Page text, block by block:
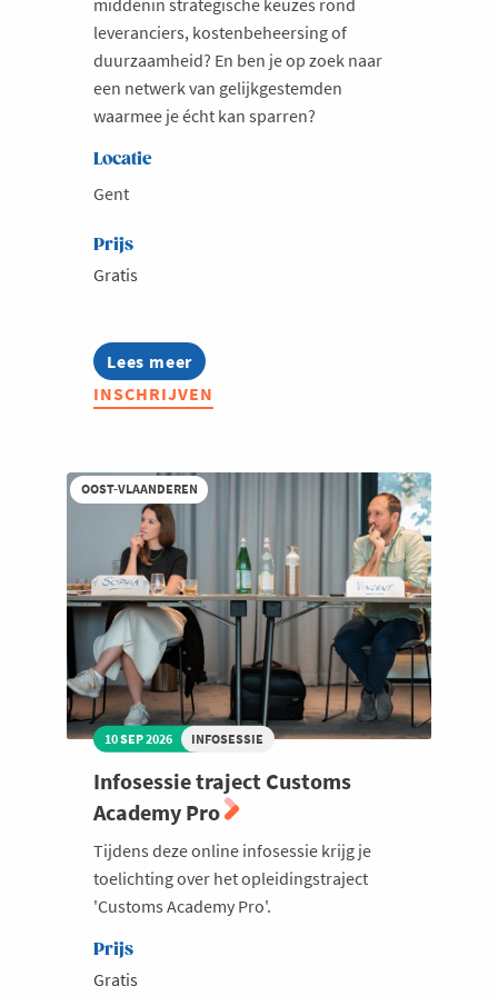
middenin strategische keuzes rond
leveranciers, kostenbeheersing of
duurzaamheid? En ben je op zoek naar
een netwerk van gelijkgestemden
waarmee je écht kan sparren?
Locatie
Gent
Prijs
Gratis
Lees meer
about
Inspiratielunch
voor
INSCHRIJVEN
OOST-VLAANDEREN
10 SEP 2026 INFOSESSIE
Infosessie traject Customs
Academy Pro
Tijdens deze online infosessie krijg je
toelichting over het opleidingstraject
'Customs Academy Pro'.
Prijs
Gratis
Milieu
Mobiliteit
Netwerking
Onderwijs
Opvolging en Overname
Ruimtelijke ordening en Infrastructuur
Scale-ups
Starten
Supply Chain
Welzijn en gezondheidszorg